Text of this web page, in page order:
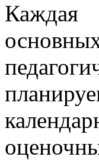
Каждая